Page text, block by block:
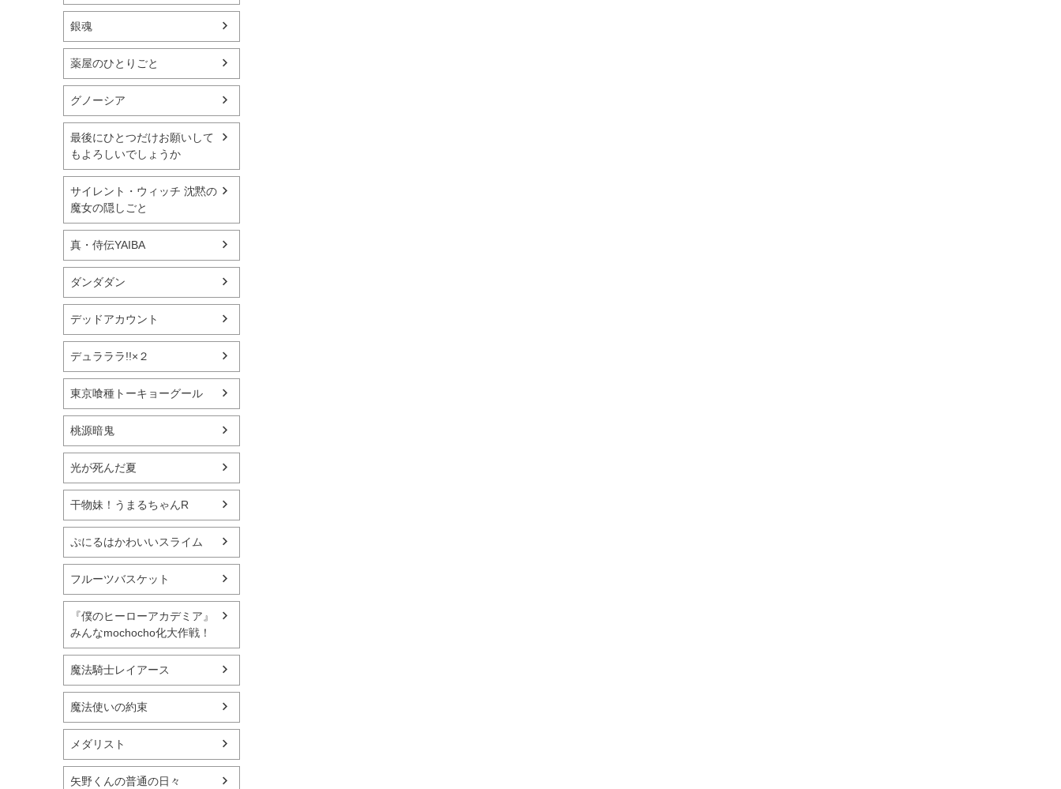
銀魂
薬屋のひとりごと
グノーシア
最後にひとつだけお願いして
もよろしいでしょうか
サイレント・ウィッチ 沈黙の
魔女の隠しごと
真・侍伝YAIBA
ダンダダン
デッドアカウント
デュラララ!!×２
東京喰種トーキョーグール
桃源暗鬼
光が死んだ夏
干物妹！うまるちゃんR
ぷにるはかわいいスライム
フルーツバスケット
『僕のヒーローアカデミア』
みんなmochocho化大作戦！
魔法騎士レイアース
魔法使いの約束
メダリスト
矢野くんの普通の日々